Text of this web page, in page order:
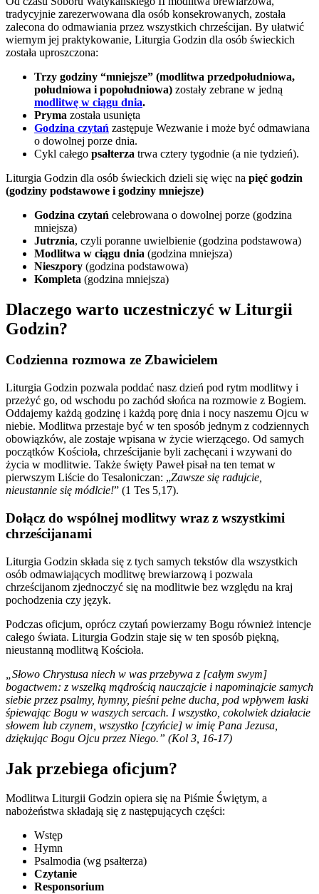
tradycyjnie zarezerwowana dla osób konsekrowanych, została
zalecona do odmawiania przez wszystkich chrześcijan. By ułatwić
wiernym jej praktykowanie, Liturgia Godzin dla osób świeckich
została uproszczona:
Trzy godziny “mniejsze” (modlitwa przedpołudniowa,
południowa i popołudniowa) zostały zebrane w jedną
modlitwę w ciągu dnia.
Pryma została usunięta
Godzina czytań zastępuje Wezwanie i może być odmawiana
o dowolnej porze dnia.
Cykl całego psałterza trwa cztery tygodnie (a nie tydzień).
Liturgia Godzin dla osób świeckich dzieli się więc na pięć godzin
(godziny podstawowe i godziny mniejsze)
Godzina czytań celebrowana o dowolnej porze (godzina
mniejsza)
Jutrznia, czyli poranne uwielbienie (godzina podstawowa)
Modlitwa w ciągu dnia (godzina mniejsza)
Nieszpory (godzina podstawowa)
Kompleta (godzina mniejsza)
Dlaczego warto uczestniczyć w Liturgii
Godzin?
Codzienna rozmowa ze Zbawicielem
Liturgia Godzin pozwala poddać nasz dzień pod rytm modlitwy i
przeżyć go, od wschodu po zachód słońca na rozmowie z Bogiem.
Oddajemy każdą godzinę i każdą porę dnia i nocy naszemu Ojcu w
niebie. Modlitwa przestaje być w ten sposób jednym z codziennych
obowiązków, ale zostaje wpisana w życie wierzącego. Od samych
początków Kościoła, chrześcijanie byli zachęcani i wzywani do
życia w modlitwie. Także święty Paweł pisał na ten temat w
pierwszym Liście do Tesaloniczan: „Zawsze się radujcie,
nieustannie się módlcie!” (1 Tes 5,17).
Dołącz do wspólnej modlitwy wraz z wszystkimi
chrześcijanami
Liturgia Godzin składa się z tych samych tekstów dla wszystkich
osób odmawiających modlitwę brewiarzową i pozwala
chrześcijanom zjednoczyć się na modlitwie bez względu na kraj
pochodzenia czy język.
Podczas oficjum, oprócz czytań powierzamy Bogu również intencje
całego świata. Liturgia Godzin staje się w ten sposób piękną,
nieustanną modlitwą Kościoła.
„Słowo Chrystusa niech w was przebywa z [całym swym]
bogactwem: z wszelką mądrością nauczajcie i napominajcie samych
siebie przez psalmy, hymny, pieśni pełne ducha, pod wpływem łaski
śpiewając Bogu w waszych sercach. I wszystko, cokolwiek działacie
słowem lub czynem, wszystko [czyńcie] w imię Pana Jezusa,
dziękując Bogu Ojcu przez Niego.” (Kol 3, 16-17)
Jak przebiega oficjum?
Modlitwa Liturgii Godzin opiera się na Piśmie Świętym, a
nabożeństwa składają się z następujących części:
Wstęp
Hymn
Psalmodia (wg psałterza)
Czytanie
Responsorium